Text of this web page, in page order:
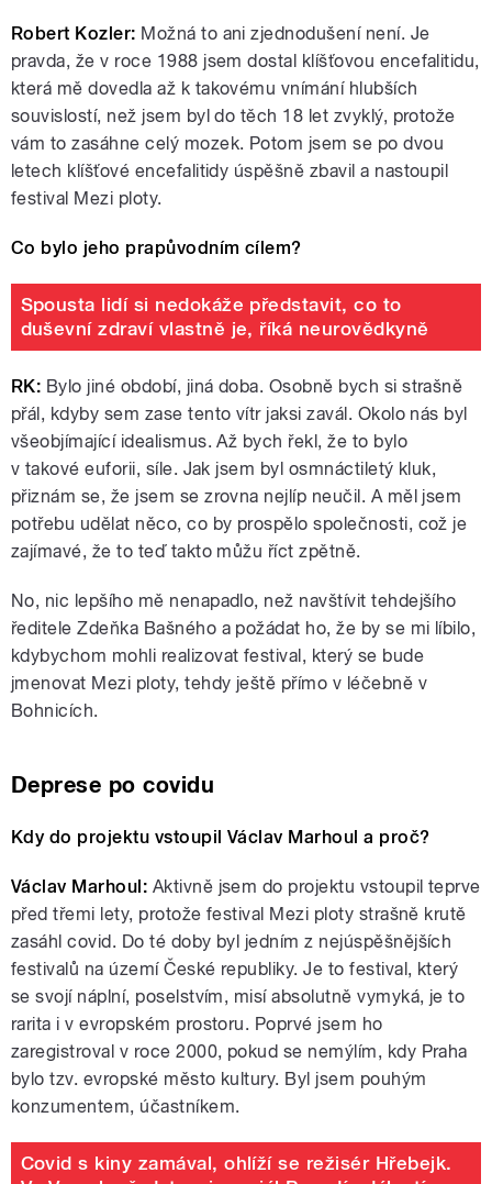
Robert Kozler: Možná to ani zjednodušení není. Je
pravda, že v roce 1988 jsem dostal klíšťovou encefalitidu,
která mě dovedla až k takovému vnímání hlubších
souvislostí, než jsem byl do těch 18 let zvyklý, protože
vám to zasáhne celý mozek. Potom jsem se po dvou
letech klíšťové encefalitidy úspěšně zbavil a nastoupil
festival Mezi ploty.
Co bylo jeho prapůvodním cílem?
Spousta lidí si nedokáže představit, co to
duševní zdraví vlastně je, říká neurovědkyně
RK: Bylo jiné období, jiná doba. Osobně bych si strašně
přál, kdyby sem zase tento vítr jaksi zavál. Okolo nás byl
všeobjímající idealismus. Až bych řekl, že to bylo
v takové euforii, síle. Jak jsem byl osmnáctiletý kluk,
přiznám se, že jsem se zrovna nejlíp neučil. A měl jsem
potřebu udělat něco, co by prospělo společnosti, což je
zajímavé, že to teď takto můžu říct zpětně.
No, nic lepšího mě nenapadlo, než navštívit tehdejšího
ředitele Zdeňka Bašného a požádat ho, že by se mi líbilo,
kdybychom mohli realizovat festival, který se bude
jmenovat Mezi ploty, tehdy ještě přímo v léčebně v
Bohnicích.
Deprese po covidu
Kdy do projektu vstoupil Václav Marhoul a proč?
Václav Marhoul: Aktivně jsem do projektu vstoupil teprve
před třemi lety, protože festival Mezi ploty strašně krutě
zasáhl covid. Do té doby byl jedním z nejúspěšnějších
festivalů na území České republiky. Je to festival, který
se svojí náplní, poselstvím, misí absolutně vymyká, je to
rarita i v evropském prostoru. Poprvé jsem ho
zaregistroval v roce 2000, pokud se nemýlím, kdy Praha
bylo tzv. evropské město kultury. Byl jsem pouhým
konzumentem, účastníkem.
Covid s kiny zamával, ohlíží se režisér Hřebejk.